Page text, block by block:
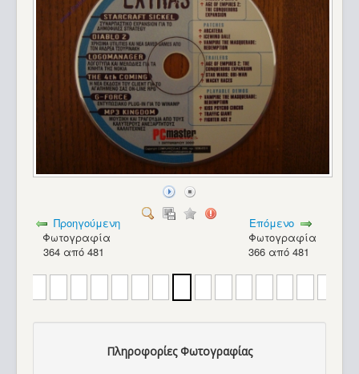
Apple Macintosh SE FDHD
Προηγούμενη
Φωτογραφία
364 από 481
Επόμενο
Φωτογραφία
366 από 481
Πληροφορίες Φωτογραφίας